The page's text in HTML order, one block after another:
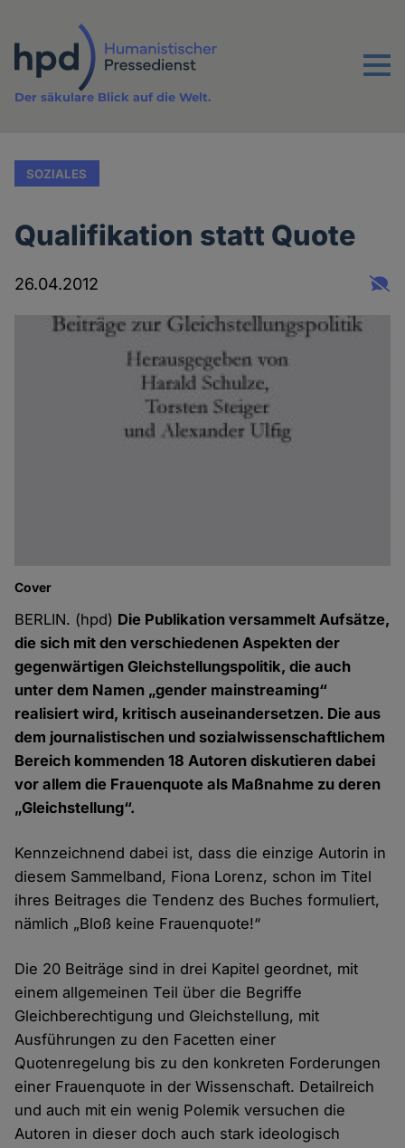
Inhalt
Menu
Der säkulare Blick auf die Welt.
SOZIALES
Qualifikation statt Quote
26.04.2012
Cover
BERLIN. (hpd) Die Publikation versammelt Aufsätze,
die sich mit den verschiedenen Aspekten der
gegenwärtigen Gleichstellungspolitik, die auch
unter dem Namen „gender mainstreaming“
realisiert wird, kritisch auseinandersetzen. Die aus
dem journalistischen und sozialwissenschaftlichem
Bereich kommenden 18 Autoren diskutieren dabei
vor allem die Frauenquote als Maßnahme zu deren
„Gleichstellung“.
Kennzeichnend dabei ist, dass die einzige Autorin in
diesem Sammelband, Fiona Lorenz, schon im Titel
ihres Beitrages die Tendenz des Buches formuliert,
nämlich „Bloß keine Frauenquote!“
Die 20 Beiträge sind in drei Kapitel geordnet, mit
einem allgemeinen Teil über die Begriffe
Gleichberechtigung und Gleichstellung, mit
Ausführungen zu den Facetten einer
Quotenregelung bis zu den konkreten Forderungen
einer Frauenquote in der Wissenschaft. Detailreich
und auch mit ein wenig Polemik versuchen die
Autoren in dieser doch auch stark ideologisch